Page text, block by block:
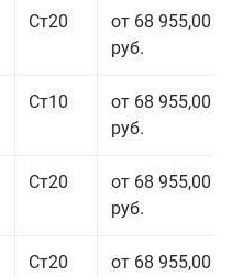
Ст20
от 68 955,00
руб.
Ст10
от 68 955,00
руб.
Ст20
от 68 955,00
руб.
Ст20
от 68 955,00